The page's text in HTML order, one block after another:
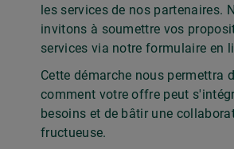
les services de nos partenaires.
invitons à soumettre vos
services via notre formulaire en
Cette démarche nous permettra
comment votre offre peut
besoins et de bâtir une
fructueuse.